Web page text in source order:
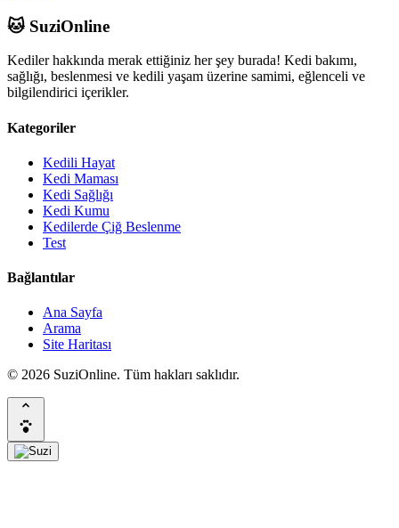
🐱 SuziOnline
Kediler hakkında merak ettiğiniz her şey burada! Kedi bakımı,
sağlığı, beslenmesi ve kedili yaşam üzerine samimi, eğlenceli ve
bilgilendirici içerikler.
Kategoriler
Kedili Hayat
Kedi Maması
Kedi Sağlığı
Kedi Kumu
Kedilerde Çiğ Beslenme
Test
Bağlantılar
Ana Sayfa
Arama
Site Haritası
© 2026 SuziOnline. Tüm hakları saklıdır.